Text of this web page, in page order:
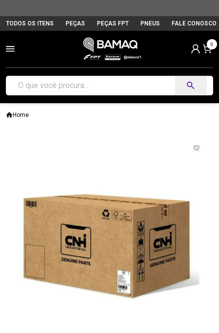
TODOS OS ITENS PEÇAS PEÇAS FPT PNEUS FALE CONOSCO
0
Home